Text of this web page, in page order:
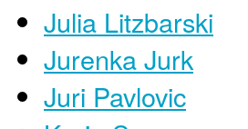
Julia Litzbarski
Jurenka Jurk
Juri Pavlovic